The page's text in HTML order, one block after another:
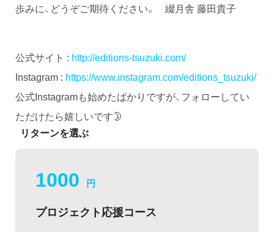
歩みに、どうぞご期待ください。 綴月舎 藤田貴子
公式サイト : http://editions-tsuzuki.com/
Instagram : https://www.instagram.com/editions_tsuzuki/
公式Instagramも始めたばかりですが、フォローしてい
ただけたら嬉しいです🌛
リターンを選ぶ
1000 円
プロジェクト応援コース